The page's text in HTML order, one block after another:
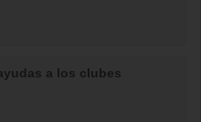
a los clubes